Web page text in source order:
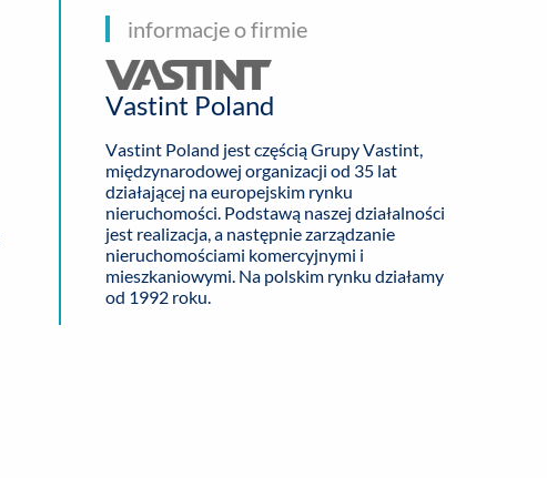
informacje o firmie
Vastint Poland
Vastint Poland jest częścią Grupy Vastint,
międzynarodowej organizacji od 35 lat
działającej na europejskim rynku
nieruchomości. Podstawą naszej działalności
jest realizacja, a następnie zarządzanie
nieruchomościami komercyjnymi i
mieszkaniowymi. Na polskim rynku działamy
od 1992 roku.